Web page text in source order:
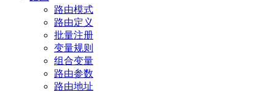
路由模式
路由定义
批量注册
变量规则
组合变量
路由参数
路由地址